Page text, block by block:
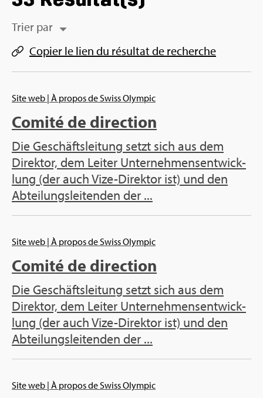
Trier par
Copier le lien du résul­tat de recherche
Site web | À pro­pos de Swiss Olym­pic
Comité de direc­tion
Die Geschäfts­lei­tung setzt sich aus dem
Direk­tor, dem Lei­ter Unter­neh­men­sent­wi­ck­
lung (der auch Vize-Direk­tor ist) und den
Abtei­lung­slei­ten­den der ...
Site web | À pro­pos de Swiss Olym­pic
Comité de direc­tion
Die Geschäfts­lei­tung setzt sich aus dem
Direk­tor, dem Lei­ter Unter­neh­men­sent­wi­ck­
lung (der auch Vize-Direk­tor ist) und den
Abtei­lung­slei­ten­den der ...
Site web | À pro­pos de Swiss Olym­pic